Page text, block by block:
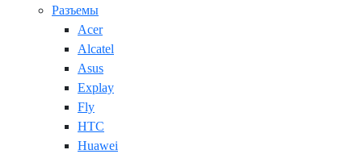
Разъемы
Acer
Alcatel
Asus
Explay
Fly
HTC
Huawei